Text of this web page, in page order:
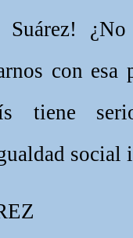
Suárez!
con
tiene
social